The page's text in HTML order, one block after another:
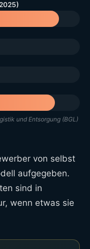
und Entsorgung (BGL)
von selbst
aufgegeben.
sind in
wenn etwas sie